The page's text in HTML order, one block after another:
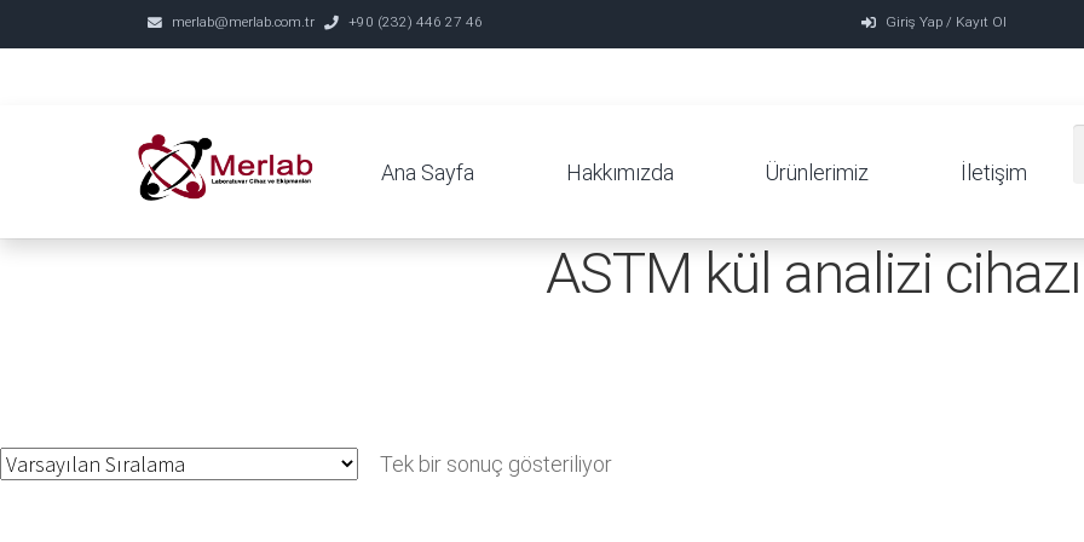
merlab@merlab.com.tr +90 (232) 446 27 46 Giriş Yap / Kayıt Ol
Ana Sayfa Hakkımızda Ürünlerimiz İletişim
ASTM kül analizi cihazı
Tek bir sonuç gösteriliyor